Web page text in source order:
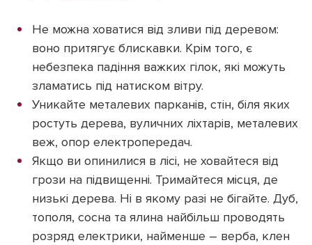
Не можна ховатися від зливи під деревом:
воно притягує блискавки. Крім того, є
небезпека падіння важких гілок, які можуть
зламатись під натиском вітру.
Уникайте металевих парканів, стін, біля яких
ростуть дерева, вуличних ліхтарів, металевих
веж, опор електропередач.
Якщо ви опинилися в лісі, не ховайтеся від
грози на підвищенні. Тримайтеся місця, де
низькі дерева. Ні в якому разі не бігайте. Дуб,
тополя, сосна та ялина найбільш проводять
розряд електрики, найменше – верба, клен